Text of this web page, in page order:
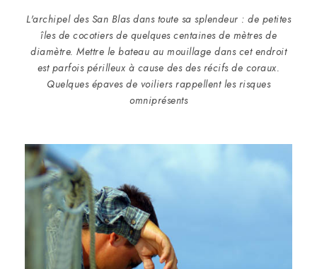
L'archipel des San Blas dans toute sa splendeur : de petites
îles de cocotiers de quelques centaines de mètres de
diamètre. Mettre le bateau au mouillage dans cet endroit
est parfois périlleux à cause des des récifs de coraux.
Quelques épaves de voiliers rappellent les risques
omniprésents